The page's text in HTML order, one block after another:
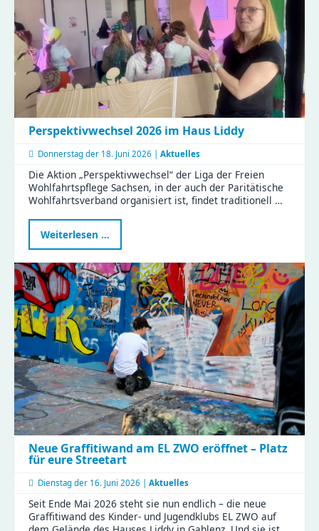
Perspektivwechsel 2026 im Haus Liddy
Donnerstag der 18. Juni 2026 | Aktuelles
Die Aktion „Perspektivwechsel“ der Liga der Freien
Wohlfahrtspflege Sachsen, in der auch der Paritätische
Wohlfahrtsverband organisiert ist, findet traditionell …
Weiterlesen …
2026
im
Haus
Liddy
Neue Graffitiwand am EL ZWO eröffnet – Platz
für eure Streetart
Dienstag der 16. Juni 2026 | Aktuelles
Seit Ende Mai 2026 steht sie nun endlich – die neue
Graffitiwand des Kinder- und Jugendklubs EL ZWO auf